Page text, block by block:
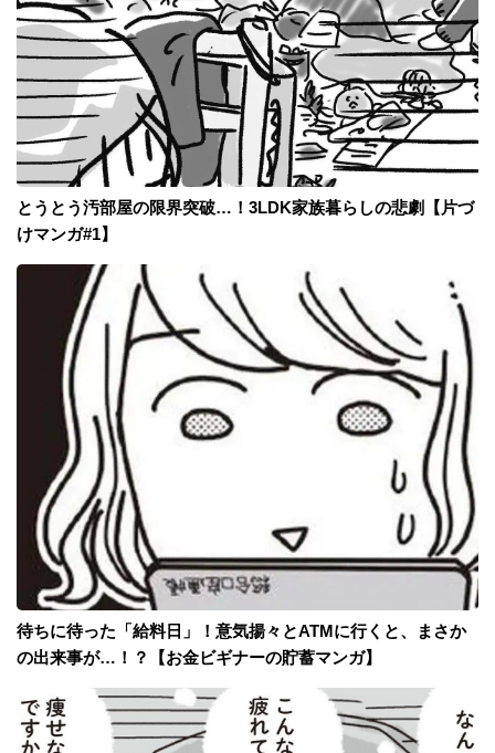
とうとう汚部屋の限界突破…！3LDK家族暮らしの悲劇【片づ
けマンガ#1】
待ちに待った「給料日」！意気揚々とATMに行くと、まさか
の出来事が…！？【お金ビギナーの貯蓄マンガ】